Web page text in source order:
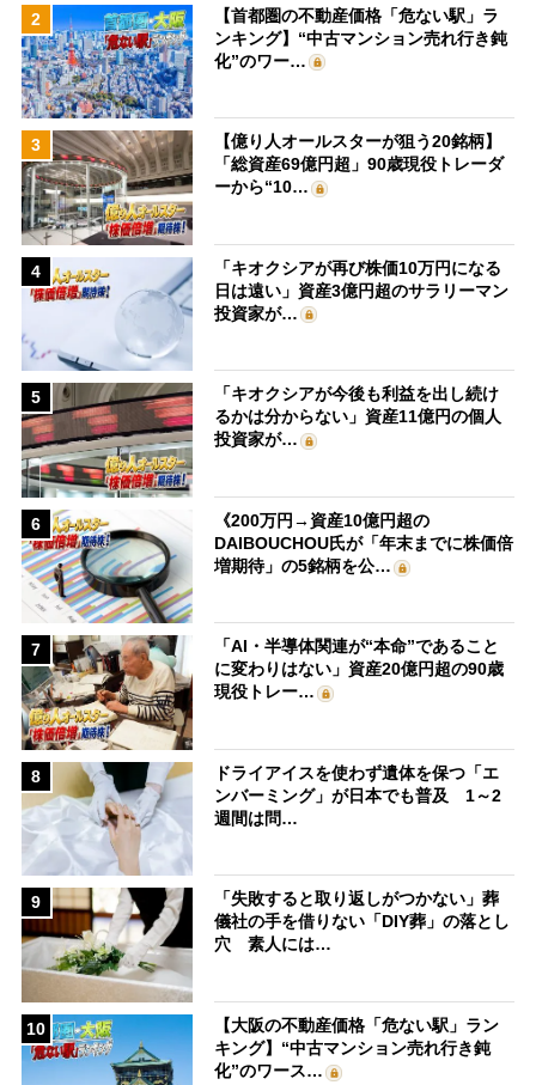
2
【首都圏の不動産価格「危ない駅」ラ
ンキング】“中古マンション売れ行き鈍
化”のワー…
3
【億り人オールスターが狙う20銘柄】
「総資産69億円超」90歳現役トレーダ
ーから“10…
4
「キオクシアが再び株価10万円になる
日は遠い」資産3億円超のサラリーマン
投資家が…
5
「キオクシアが今後も利益を出し続け
るかは分からない」資産11億円の個人
投資家が…
6
《200万円→資産10億円超の
DAIBOUCHOU氏が「年末までに株価倍
増期待」の5銘柄を公…
7
「AI・半導体関連が“本命”であること
に変わりはない」資産20億円超の90歳
現役トレー…
8
ドライアイスを使わず遺体を保つ「エ
ンバーミング」が日本でも普及 1～2
週間は問…
9
「失敗すると取り返しがつかない」葬
儀社の手を借りない「DIY葬」の落とし
穴 素人には…
10
【大阪の不動産価格「危ない駅」ラン
キング】“中古マンション売れ行き鈍
化”のワース…